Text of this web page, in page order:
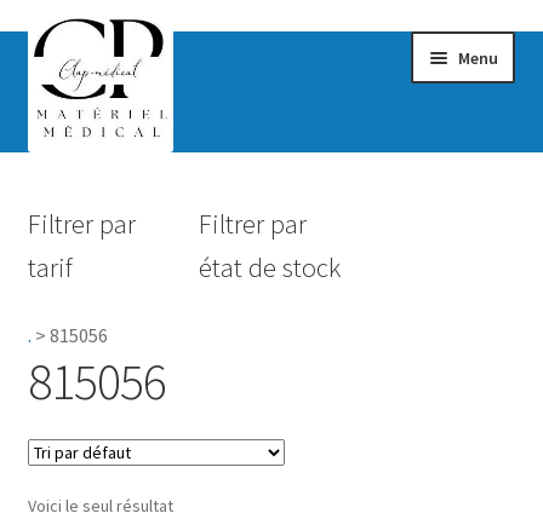
Menu
Hygiène
Accessoires Salle de bain
Filtrer par
tarif
Filtrer par
état de stock
. > 815056
815056
Voici le seul résultat